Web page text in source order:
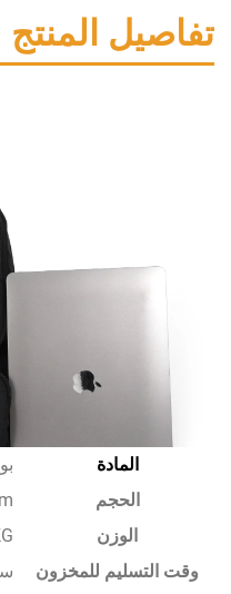
المنتج
بوليستر
* 15cm
0.86KG
للمخزون
سيتم شحن